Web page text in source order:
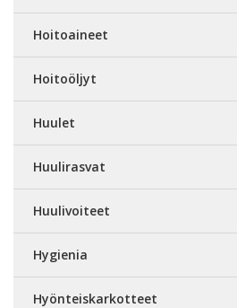
Hoitoaineet
Hoitoöljyt
Huulet
Huulirasvat
Huulivoiteet
Hygienia
Hyönteiskarkotteet